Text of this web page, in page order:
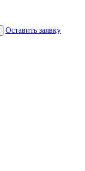
Оставить заявку